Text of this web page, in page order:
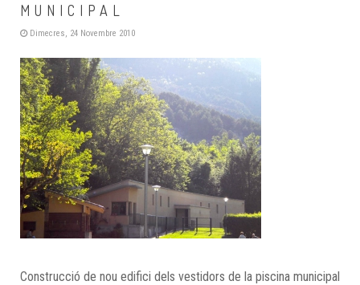
MUNICIPAL
Dimecres, 24 Novembre 2010
Construcció de nou edifici dels vestidors de la piscina municipal